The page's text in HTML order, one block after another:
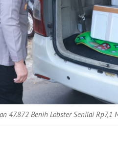
47.872 Benih Lobster Senilai Rp7,1